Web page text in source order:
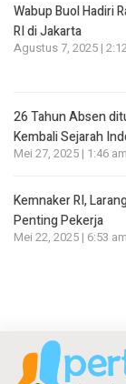
Wabup Buol Hadiri
RI di Jakarta
Agustus 7, 2025 |
26 Tahun Absen
Kembali Sejarah
Mei 27, 2025 | 1:46
Kemnaker RI,
Penting Pekerja
Mei 22, 2025 | 6:53